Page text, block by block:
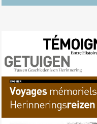
Nr. 116 (09/2013)
Herdenkingsreizen